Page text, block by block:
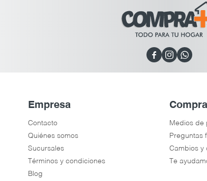
  
Empresa
Contacto
Quiénes somos
Sucursales
Términos y condiciones
Blog
Compra
Medios de
Preguntas
Cambios y
Te